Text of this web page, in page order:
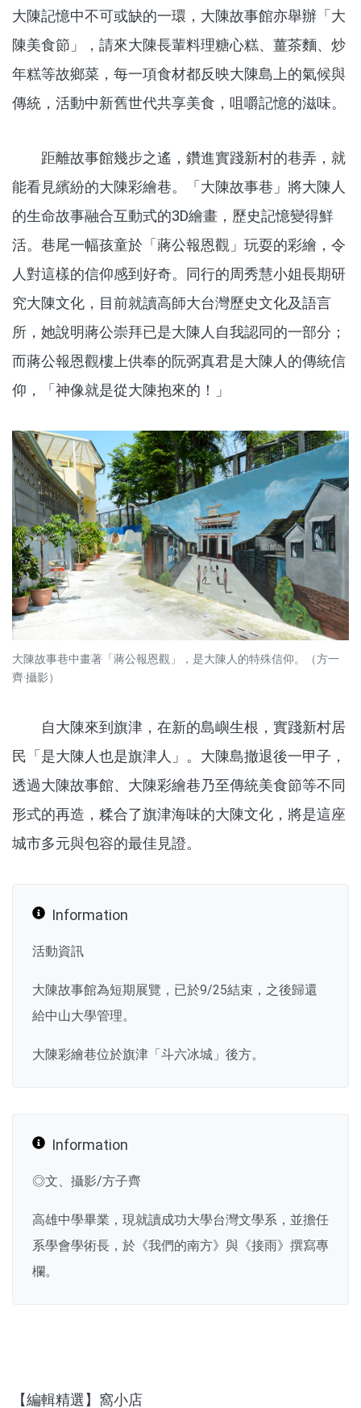
大陳記憶中不可或缺的一環，大陳故事館亦舉辦「大
陳美食節」，請來大陳長輩料理糖心糕、薑茶麵、炒
年糕等故鄉菜，每一項食材都反映大陳島上的氣候與
傳統，活動中新舊世代共享美食，咀嚼記憶的滋味。
距離故事館幾步之遙，鑽進實踐新村的巷弄，就
能看見繽紛的大陳彩繪巷。「大陳故事巷」將大陳人
的生命故事融合互動式的3D繪畫，歷史記憶變得鮮
活。巷尾一幅孩童於「蔣公報恩觀」玩耍的彩繪，令
人對這樣的信仰感到好奇。同行的周秀慧小姐長期研
究大陳文化，目前就讀高師大台灣歷史文化及語言
所，她說明蔣公崇拜已是大陳人自我認同的一部分；
而蔣公報恩觀樓上供奉的阮弼真君是大陳人的傳統信
仰，「神像就是從大陳抱來的！」
大陳故事巷中畫著「蔣公報恩觀」，是大陳人的特殊信仰。（方一
齊·攝影）
自大陳來到旗津，在新的島嶼生根，實踐新村居
民「是大陳人也是旗津人」。大陳島撤退後一甲子，
透過大陳故事館、大陳彩繪巷乃至傳統美食節等不同
形式的再造，糅合了旗津海味的大陳文化，將是這座
城市多元與包容的最佳見證。
Information
活動資訊
大陳故事館為短期展覽，已於9/25結束，之後歸還
給中山大學管理。
大陳彩繪巷位於旗津「斗六冰城」後方。
Information
◎文、攝影/方子齊
高雄中學畢業，現就讀成功大學台灣文學系，並擔任
系學會學術長，於《我們的南方》與《接雨》撰寫專
欄。
【編輯精選】窩小店